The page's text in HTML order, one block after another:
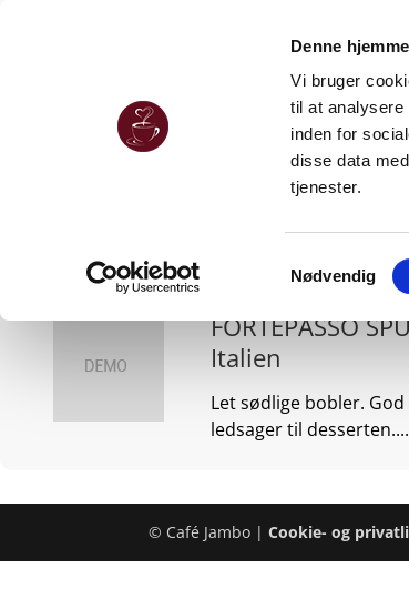
Denne
Vi bruger
til at
inden for
disse data
tjenester.
Nødvendig
FORTEPASSO
Italien
Let sødlige bobler.
ledsager til desserten....
© Café Jambo |Cookie- og